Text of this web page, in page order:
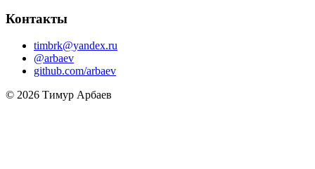
Контакты
timbrk@yandex.ru
@arbaev
github.com/arbaev
© 2026 Тимур Арбаев